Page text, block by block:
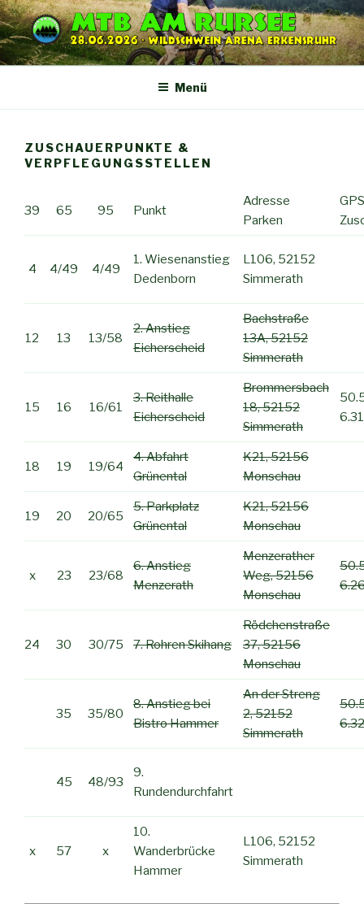
Zum
Inhalt
springen
Menü
ZUSCHAUERPUNKTE &
VERPFLEGUNGSSTELLEN
39 65 95 Punkt
Adresse
Parken
4 4/49 4/49
1. Wiesenanstieg
Dedenborn
L106, 52152
Simmerath
12 13 13/58
2. Anstieg
Eicherscheid
Bachstraße
13A, 52152
Simmerath
15 16 16/61
3. Reithalle
Eicherscheid
Brommersbach
18, 52152
Simmerath
18 19 19/64
4. Abfahrt
Grünental
K21, 52156
Monschau
19 20 20/65
5. Parkplatz
Grünental
K21, 52156
Monschau
x 23 23/68
6. Anstieg
Menzerath
Menzerather
Weg, 52156
Monschau
24 30 30/75 7. Rohren Skihang
Rödchenstraße
37, 52156
Monschau
35 35/80
8. Anstieg bei
Bistro Hammer
An der Streng
2, 52152
Simmerath
45 48/93
9.
Rundendurchfahrt
x 57 x
10.
Wanderbrücke
Hammer
L106, 52152
Simmerath